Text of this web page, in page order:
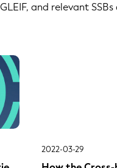
and relevant
2022-03-29